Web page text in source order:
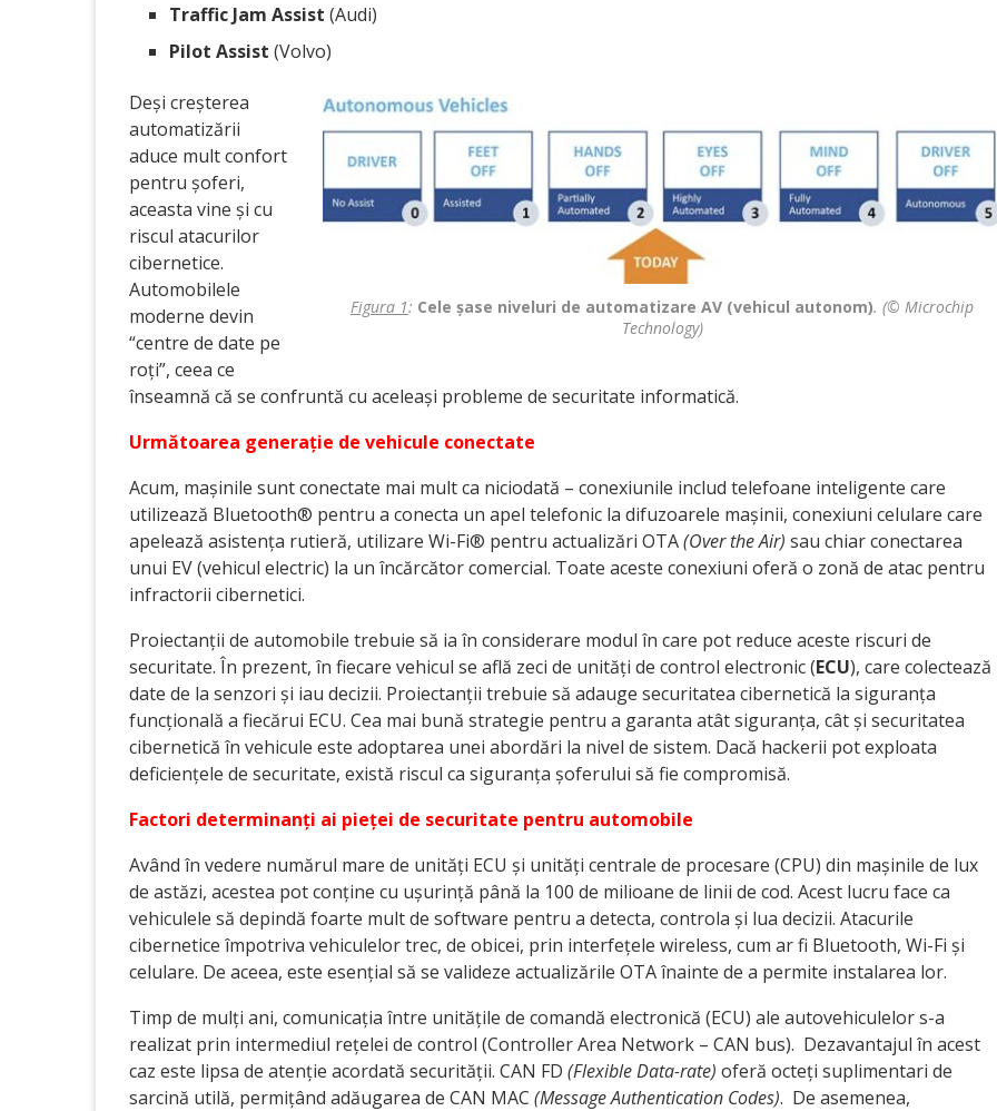
Traffic Jam Assist (Audi)
Pilot Assist (Volvo)
Figura 1: Cele șase niveluri de automatizare AV (vehicul autonom). (© Microchip
Technology)
Deși creșterea
automatizării
aduce mult confort
pentru șoferi,
aceasta vine și cu
riscul atacurilor
cibernetice.
Automobilele
moderne devin
“centre de date pe
roți”, ceea ce
înseamnă că se confruntă cu aceleași probleme de securitate informatică.
Următoarea generație de vehicule conectate
Acum, mașinile sunt conectate mai mult ca niciodată – conexiunile includ telefoane inteligente care
utilizează Bluetooth® pentru a conecta un apel telefonic la difuzoarele mașinii, conexiuni celulare care
apelează asistența rutieră, utilizare Wi-Fi® pentru actualizări OTA(Over the Air) sau chiar conectarea
unui EV (vehicul electric) la un încărcător comercial. Toate aceste conexiuni oferă o zonă de atac pentru
infractorii cibernetici.
Proiectanții de automobile trebuie să ia în considerare modul în care pot reduce aceste riscuri de
securitate. În prezent, în fiecare vehicul se află zeci de unități de control electronic (ECU), care colectează
date de la senzori și iau decizii. Proiectanții trebuie să adauge securitatea cibernetică la siguranța
funcțională a fiecărui ECU. Cea mai bună strategie pentru a garanta atât siguranța, cât și securitatea
cibernetică în vehicule este adoptarea unei abordări la nivel de sistem. Dacă hackerii pot exploata
deficiențele de securitate, există riscul ca siguranța șoferului să fie compromisă.
Factori determinanți ai pieței de securitate pentru automobile
Având în vedere numărul mare de unități ECU și unități centrale de procesare (CPU) din mașinile de lux
de astăzi, acestea pot conține cu ușurință până la 100 de milioane de linii de cod. Acest lucru face ca
vehiculele să depindă foarte mult de software pentru a detecta, controla și lua decizii. Atacurile
cibernetice împotriva vehiculelor trec, de obicei, prin interfețele wireless, cum ar fi Bluetooth, Wi-Fi și
celulare. De aceea, este esențial să se valideze actualizările OTA înainte de a permite instalarea lor.
Timp de mulți ani, comunicația între unitățile de comandă electronică (ECU) ale autovehiculelor s-a
realizat prin intermediul rețelei de control (Controller Area Network – CAN bus). Dezavantajul în acest
caz este lipsa de atenție acordată securității. CAN FD (Flexible Data-rate) oferă octeți suplimentari de
sarcină utilă, permițând adăugarea de CAN MAC (Message Authentication Codes). De asemenea,